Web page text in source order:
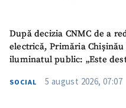
După decizia CNMC de a
electrică, Primăria
iluminatul public: „Este
SOCIAL 5 august 2026, 07:07